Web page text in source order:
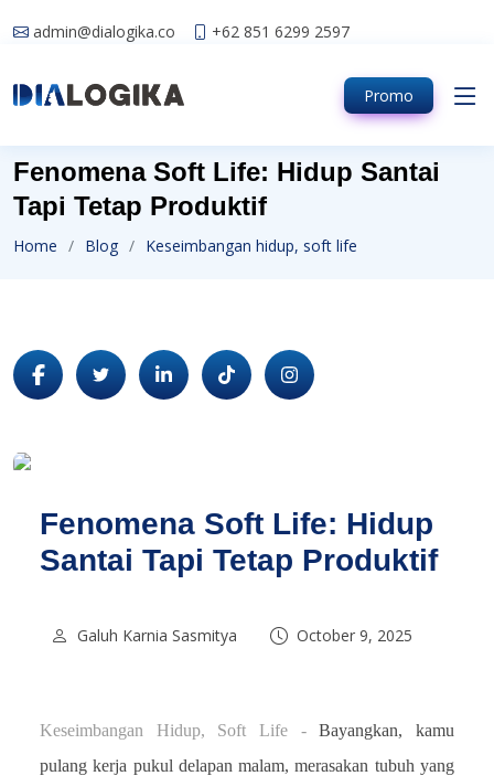
admin@dialogika.co +62 851 6299 2597
Promo
Fenomena Soft Life: Hidup Santai
Tapi Tetap Produktif
Home Blog Keseimbangan hidup, soft life
Fenomena Soft Life: Hidup
Santai Tapi Tetap Produktif
Galuh Karnia Sasmitya October 9, 2025
Keseimbangan Hidup, Soft Life -Bayangkan, kamu
pulang kerja pukul delapan malam, merasakan tubuh yang